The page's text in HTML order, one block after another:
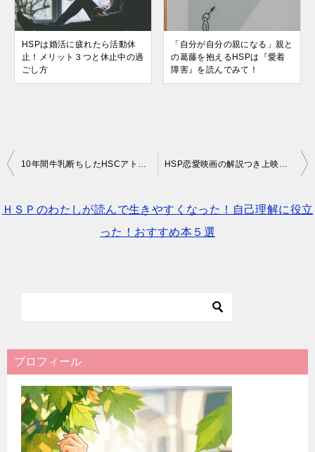
HSPは婚活に疲れたら活動休
止！メリット３つと休止中の過
ごし方
「自分が自分の親になる」親と
の葛藤を抱えるHSPは『愛着
障害』を読んでみて！
投
ナ
ＨＳＰのわたしが読んで生きやすくなった！自己理解に役立
った！おすすめ本５選
プロフィール